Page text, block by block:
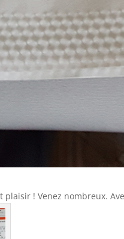
plaisir ! Venez nombreux.